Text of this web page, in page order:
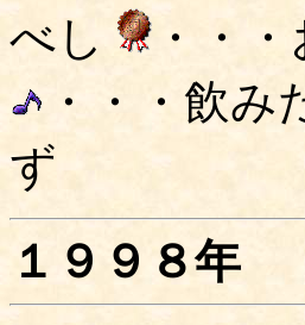
べし
・・
・・・飲
ず
１９９８年